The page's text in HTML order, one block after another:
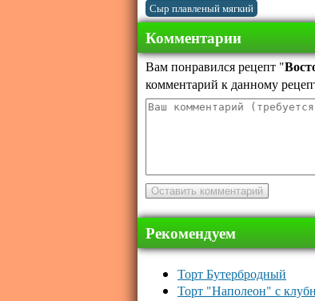
Сыр плавленый мягкий
Комментарии
Вам понравился рецепт "
комментарий к данному
Рекомендуем
Торт Бутербродный
Торт "Наполеон" с